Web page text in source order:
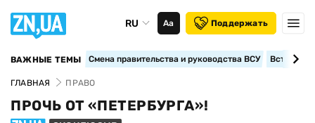
RU Аа Поддержать
ВАЖНЫЕ ТЕМЫ Смена правительства и руководства ВСУ
ГЛАВНАЯ ПРАВО
ПРОЧЬ ОТ «ПЕТЕРБУРГА»!